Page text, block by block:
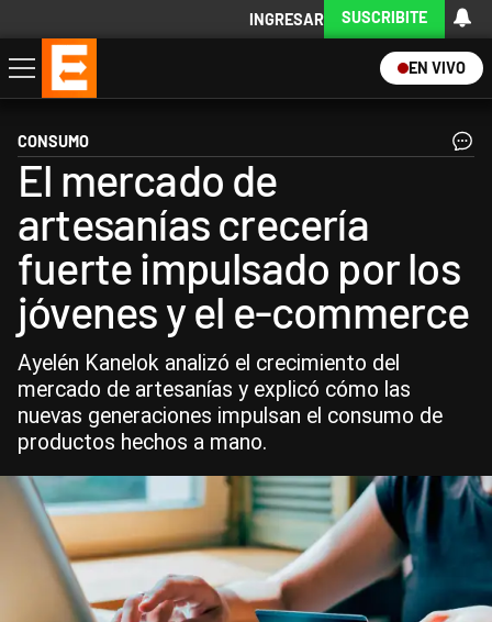
INGRESAR SUSCRIBITE
EN VIVO
Economía
Política
Internacional
Actualidad
Descargá la App
CONSUMO
El mercado de
artesanías crecería
fuerte impulsado por los
jóvenes y el e-commerce
Ayelén Kanelok analizó el crecimiento del
mercado de artesanías y explicó cómo las
nuevas generaciones impulsan el consumo de
productos hechos a mano.